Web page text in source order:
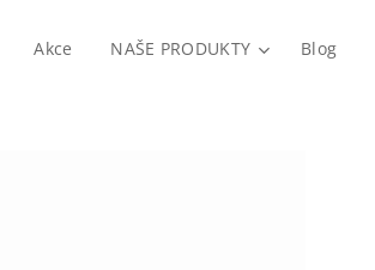
Akce NAŠE PRODUKTY Blog